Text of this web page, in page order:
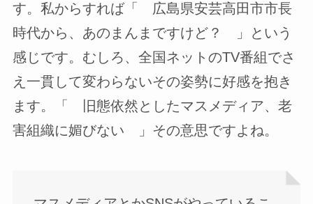
す。私からすれば「 広島県安芸高田市市長
時代から、あのまんまですけど？ 」という
感じです。むしろ、全国ネットのTV番組でさ
え一貫して変わらないその姿勢に好感を抱き
ます。「 旧態依然としたマスメディア、老
害組織に媚びない 」その意思ですよね。